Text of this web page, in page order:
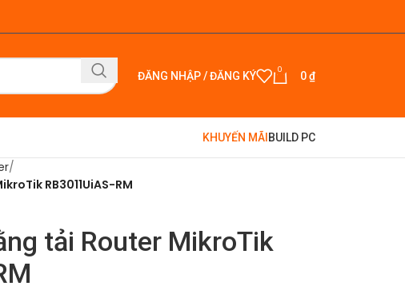
ĐĂNG NHẬP / ĐĂNG KÝ 0 0₫
KHUYẾN MÃI BUILD PC
RB3011UiAS-RM
tải Router MikroTik